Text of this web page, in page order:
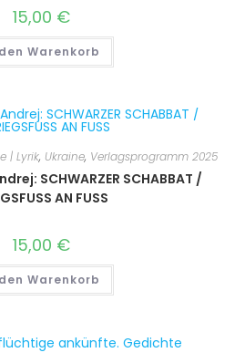
15,00 €
Warenkorb
| Lyrik, Ukraine, Verlagsprogramm 2025
SCHWARZER SCHABBAT /
AN FUSS
15,00 €
Warenkorb